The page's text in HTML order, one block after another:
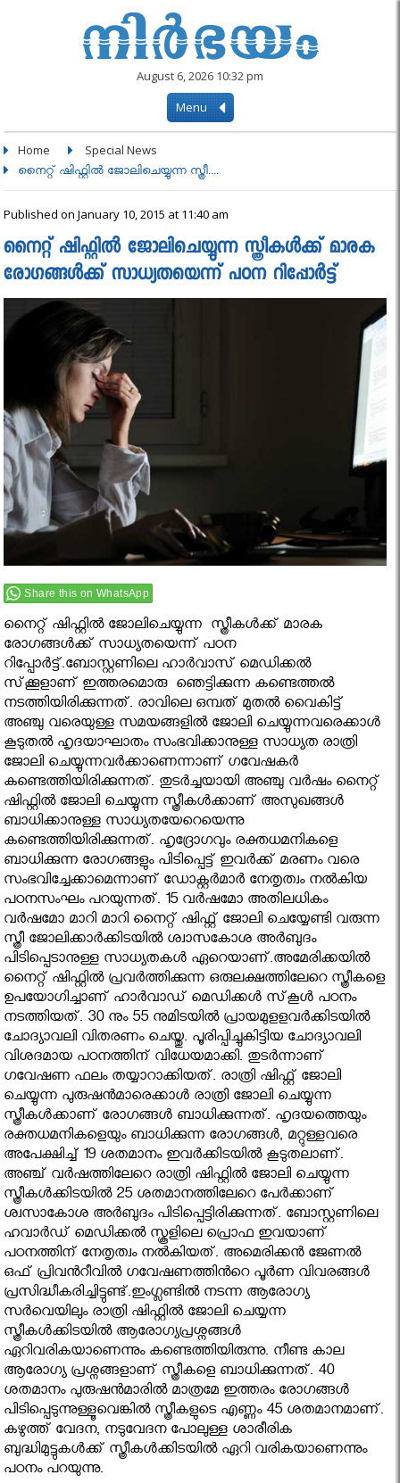
August 6, 2026 10:32 pm
Menu
Home Special News
നൈറ്റ് ഷിഫ്റ്റില്‍ ജോലിചെയ്യുന്ന സ്ത്രീ....
Published on January 10, 2015 at 11:40 am
നൈറ്റ് ഷിഫ്റ്റില്‍ ജോലിചെയ്യുന്ന സ്ത്രീകള്‍ക്ക് മാരക
രോഗങ്ങള്‍ക്ക് സാധ്യതയെന്ന് പഠന റിപ്പോർട്ട്
Share this on WhatsApp
നൈറ്റ് ഷിഫ്റ്റില്‍ ജോലിചെയ്യുന്ന സ്ത്രീകള്‍ക്ക് മാരക
രോഗങ്ങള്‍ക്ക് സാധ്യതയെന്ന് പഠന
റിപ്പോർട്ട്.ബോസ്റ്റണിലെ ഹാര്‍വാസ് മെഡിക്കല്‍
സ്‌ക്കൂളാണ് ഇത്തരമൊരു ഞെട്ടിക്കുന്ന കണ്ടെത്തൽ
നടത്തിയിരിക്കുന്നത്. രാവിലെ ഒമ്പത് മുതല്‍ വൈകിട്ട്
അഞ്ചു വരെയുള്ള സമയങ്ങളില്‍ ജോലി ചെയ്യുന്നവരെക്കാള്‍
കൂടുതല്‍ ഹൃദയാഘാതം സംഭവിക്കാനുള്ള സാധ്യത രാത്രി
ജോലി ചെയ്യുന്നവര്‍ക്കാണെന്നാണ് ഗവേഷകര്‍
കണ്ടെത്തിയിരിക്കുന്നത്. തുടര്‍ച്ചയായി അഞ്ചു വര്‍ഷം നൈറ്റ്
ഷിഫ്റ്റില്‍ ജോലി ചെയ്യുന്ന സ്ത്രീകള്‍ക്കാണ് അസുഖങ്ങള്‍
ബാധിക്കാനുള്ള സാധ്യതയേറെയെന്നു
കണ്ടെത്തിയിരിക്കുന്നത്. ഹൃദ്രോഗവും രക്തധമനികളെ
ബാധിക്കുന്ന രോഗങ്ങളും പിടിപ്പെട്ട് ഇവര്‍ക്ക് മരണം വരെ
സംഭവിച്ചേക്കാമെന്നാണ് ഡോക്റ്റര്‍മാര്‍ നേതൃത്വം നല്‍കിയ
പഠനസംഘം പറയുന്നത്. 15 വര്‍ഷമോ അതിലധികം
വര്‍ഷമോ മാറി മാറി നൈറ്റ് ഷിഫ്റ്റ് ജോലി ചെയ്യേണ്ടി വരുന്ന
സ്ത്രീ ജോലിക്കാര്‍ക്കിടയില്‍ ശ്വാസകോശ അര്‍ബുദം
പിടിപ്പെടാനുള്ള സാധ്യതകള്‍ ഏറെയാണ്.അമേരിക്കയില്‍
നൈറ്റ് ഷിഫ്റ്റില്‍ പ്രവര്‍ത്തിക്കുന്ന ഒരുലക്ഷത്തിലേറെ സ്ത്രീകളെ
ഉപയോഗിച്ചാണ് ഹാര്‍വാഡ് മെഡിക്കള്‍ സ്‌കൂള്‍ പഠനം
നടത്തിയത്. 30 നും 55 നുമിടയില്‍ പ്രായമുളളവര്‍ക്കിടയില്‍
ചോദ്യാവലി വിതരണം ചെയ്തു. പൂരിപ്പിച്ചുകിട്ടിയ ചോദ്യാവലി
വിശദമായ പഠനത്തിന് വിധേയമാക്കി. തുടര്‍ന്നാണ്
ഗവേഷണ ഫലം തയ്യാറാക്കിയത്. രാത്രി ഷിഫ്റ്റ് ജോലി
ചെയ്യുന്ന പുരുഷന്‍മാരെക്കാള്‍ രാത്രി ജോലി ചെയ്യുന്ന
സ്ത്രീകള്‍ക്കാണ് രോഗങ്ങള്‍ ബാധിക്കുന്നത്. ഹൃദയത്തെയും
രക്തധമനികളെയും ബാധിക്കുന്ന രോഗങ്ങള്‍, മറ്റുള്ളവരെ
അപേക്ഷിച്ച് 19 ശതമാനം ഇവര്‍ക്കിടയില്‍ കൂടുതലാണ്.
അഞ്ച് വര്‍ഷത്തിലേറെ രാത്രി ഷിഫ്റ്റില്‍ ജോലി ചെയ്യുന്ന
സ്ത്രീകള്‍ക്കിടയില്‍ 25 ശതമാനത്തിലേറെ പേര്‍ക്കാണ്
ശ്വസാകോശ അര്‍ബുദം പിടിപ്പെട്ടിരിക്കുന്നത്. ബോസ്റ്റണിലെ
ഹവാര്‍ഡ് മെഡിക്കല്‍ സ്കൂളിലെ പ്രൊഫ ഇവയാണ്
പഠനത്തിന് നേതൃത്വം നല്‍കിയത്. അമെരിക്കന്‍ ജേണല്‍
ഒഫ് പ്രിവന്‍റീവില്‍ ഗവേഷണത്തിന്‍റെ പൂര്‍ണ വിവരങ്ങള്‍
പ്രസിദ്ധീകരിച്ചിട്ടുണ്ട്.ഇംഗ്ലണ്ടില്‍ നടന്ന ആരോഗ്യ
സര്‍വെയിലും രാത്രി ഷിഫ്റ്റില്‍ ജോലി ചെയ്യന്ന
സ്ത്രീകള്‍ക്കിടയില്‍ ആരോഗ്യപ്രശ്നങ്ങള്‍
ഏറിവരികയാണെന്നും കണ്ടെത്തിയിരുന്നു. നീണ്ട കാല
ആരോഗ്യ പ്രശ്നങ്ങളാണ് സ്ത്രീകളെ ബാധിക്കുന്നത്. 40
ശതമാനം പുരുഷന്‍മാരില്‍ മാത്രമേ ഇത്തരം രോഗങ്ങള്‍
പിടിപ്പെടുന്നുള്ളൂവെങ്കില്‍ സ്ത്രീകളുടെ എണ്ണം 45 ശതമാനമാണ്.
കഴുത്ത് വേദന, നടുവേദന പോലുള്ള ശാരീരിക
ബുദ്ധിമുട്ടുകള്‍ക്ക് സ്ത്രീകള്‍ക്കിടയില്‍ ഏറി വരികയാണെന്നും
പഠനം പറയുന്നു.